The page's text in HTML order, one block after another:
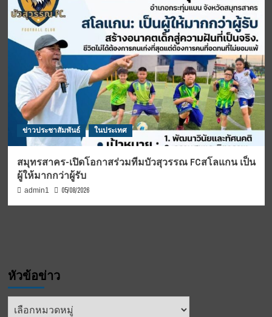
ข่าวประชาสัมพันธ์ ในประเทศ
สมุทรสาคร-เปิดโอกาสร่วมทีมบัวสุวรรณ FCสโลแกน เป็น
ผู้ให้มากกว่าผู้รับ
admin1 05/08/2026
หัวข้อข่าว
หัวข้อ